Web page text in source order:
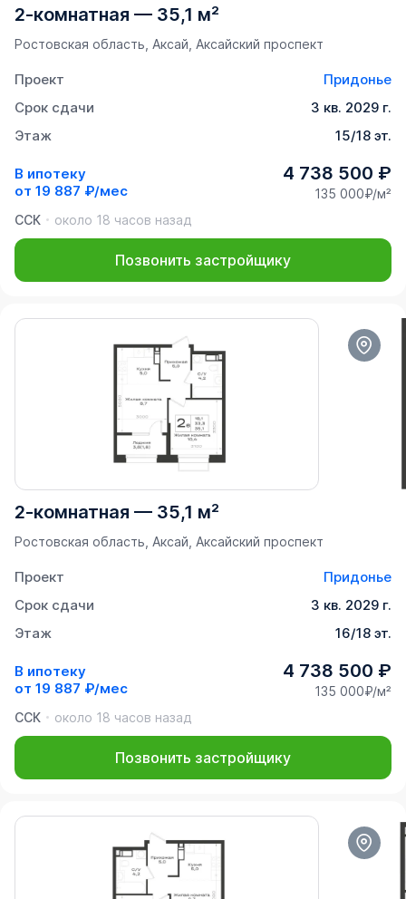
2-комнатная — 35,1 м²
Ростовская область, Аксай, Аксайский проспект
Проект
Придонье
Срок сдачи
3 кв. 2029 г.
Этаж
15/18 эт.
В ипотеку
от 19 887 ₽/мес
4 738 500 ₽
135 000₽/м²
ССК
около 18 часов назад
Позвонить застройщику
2-комнатная — 35,1 м²
Ростовская область, Аксай, Аксайский проспект
Проект
Придонье
Срок сдачи
3 кв. 2029 г.
Этаж
16/18 эт.
В ипотеку
от 19 887 ₽/мес
4 738 500 ₽
135 000₽/м²
ССК
около 18 часов назад
Позвонить застройщику